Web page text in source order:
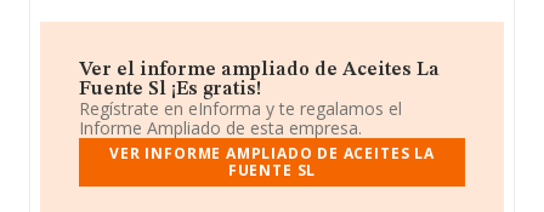
Ver el informe ampliado de Aceites La
Fuente Sl ¡Es gratis!
Regístrate en eInforma y te regalamos el
Informe Ampliado de esta empresa.
VER INFORME AMPLIADO DE ACEITES LA
FUENTE SL